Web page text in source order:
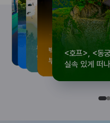
<호프>, <동궁> 여운 따라🎬
실속 있게 떠나는 해남 여행
로컬 감성 수집!
전국 로컬 기념품숍 3곳⭐
우리말이 더 재미있어지는
세종 한글 여행
숲길부터 천년 고찰까지!
마음에 쉼을 더하는 부안
뚜벅이 여행자 주목🚶
양양 1박 2일 코스
백제의 숨결을 따라,
부여에서 만나는 여름
<호프>, <동
실속 있게 떠
로컬
전국 로